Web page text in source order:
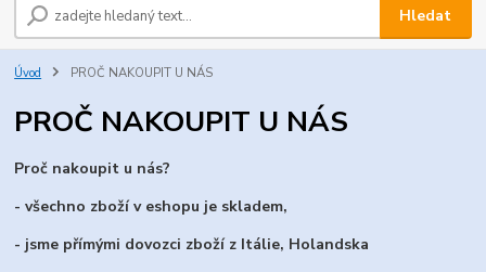
Hledat
Úvod PROČ NAKOUPIT U NÁS
PROČ NAKOUPIT U NÁS
Proč nakoupit u nás?
- všechno zboží v eshopu je skladem,
- jsme přímými dovozci zboží z Itálie, Holandska